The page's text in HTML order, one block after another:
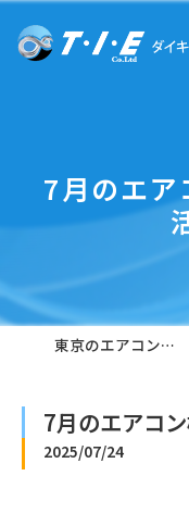
7月のエア
東京のエアコン工事なら株式会社T・I・E
7月のエアコ
2025/07/24